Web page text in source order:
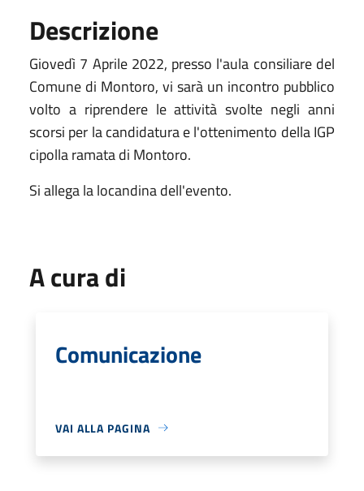
Descrizione
Giovedì 7 Aprile 2022, presso l'aula consiliare del
Comune di Montoro, vi sarà un incontro pubblico
volto a riprendere le attività svolte negli anni
scorsi per la candidatura e l'ottenimento della IGP
cipolla ramata di Montoro.
Si allega la locandina dell'evento.
A cura di
Comunicazione
VAI ALLA PAGINA